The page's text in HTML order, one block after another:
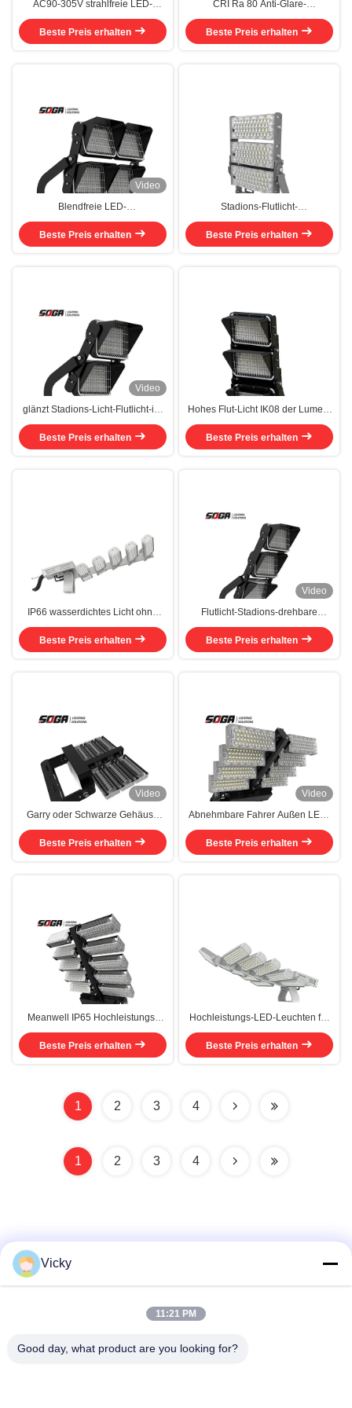
AC90-305V strahlfreie LED-
Strahlwerfer mit asymmetrischem
A60-Strahlwinkel geeignet für
Parkplätze und
Beste Preis erhalten
CRI Ra 80 Anti-Glare-
Lichtsteuerungssystem / Glare-
freier LED-Floodlight für eine
überlegene Beleuchtung
Beste Preis erhalten
Video
Blendfreie LED-
Stadionbeleuchtung für den
Außenbereich, präziser Winkel
Beste Preis erhalten
Stadions-Flutlicht-
Multifunktionsaluminiumwohnung
des Fußball-360w im Freien
Beste Preis erhalten
Video
glänzt Stadions-Licht-Flutlicht-im
Freien hohe Transparenz 600W
LED frei
Beste Preis erhalten
Hohes Flut-Licht IK08 der Lumen-
hohen Leistung LED
energiesparendes des Flutlicht-
750W
Beste Preis erhalten
IP66 wasserdichtes Licht ohne
Blendung LED-Floodlight mit
Sosen-Treiber
Beste Preis erhalten
Video
Flutlicht-Stadions-drehbare
Modul-im Freien
Aluminiumwohnung ROHS 900W
LED
Beste Preis erhalten
Video
Garry oder Schwarze Gehäuse
Farbe Robuste IP66 LED-
Stadionleuchten mit flexiblen
Befestigungen und abnehmbaren
Beste Preis erhalten
Video
Abnehmbare Fahrer Außen LED-
Sportlichter Aluminiumgehäuse
mit Dimming-Lösungen
Beste Preis erhalten
Meanwell IP65 Hochleistungs-
LED-Flutlicht mit Windwiderstand
Beste Preis erhalten
Hochleistungs-LED-Leuchten für
Outdoor-Sportarten - IP66-
Wasserdichte
Beste Preis erhalten
1 2 3 4
1 2 3 4
3. Stock, Gebäude 2, Xinwuxia-Industriepark, Cuibao-
Vicky
11:21 PM
Good day, what product are you looking for?